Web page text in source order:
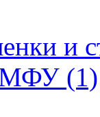
и
МФУ (1)